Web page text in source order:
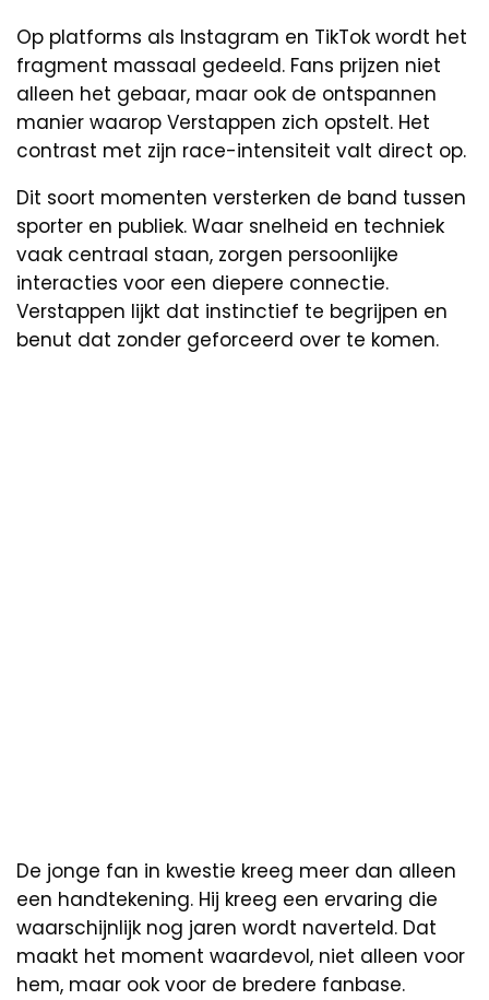
Op platforms als Instagram en TikTok wordt het
fragment massaal gedeeld. Fans prijzen niet
alleen het gebaar, maar ook de ontspannen
manier waarop Verstappen zich opstelt. Het
contrast met zijn race-intensiteit valt direct op.
Dit soort momenten versterken de band tussen
sporter en publiek. Waar snelheid en techniek
vaak centraal staan, zorgen persoonlijke
interacties voor een diepere connectie.
Verstappen lijkt dat instinctief te begrijpen en
benut dat zonder geforceerd over te komen.
De jonge fan in kwestie kreeg meer dan alleen
een handtekening. Hij kreeg een ervaring die
waarschijnlijk nog jaren wordt naverteld. Dat
maakt het moment waardevol, niet alleen voor
hem, maar ook voor de bredere fanbase.